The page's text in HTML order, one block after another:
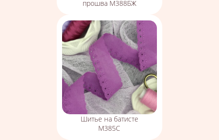
прошва М388БЖ
Шитье на батисте
М385С